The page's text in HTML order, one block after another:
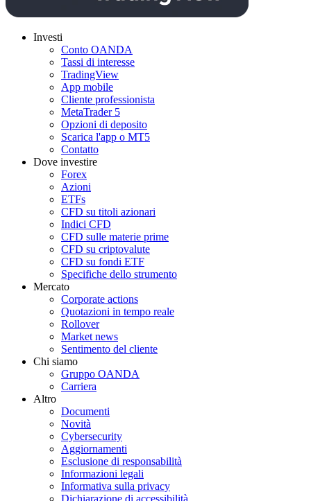
Investi
Conto OANDA
Tassi di interesse
TradingView
App mobile
Cliente professionista
MetaTrader 5
Opzioni di deposito
Scarica l'app o MT5
Contatto
Dove investire
Forex
Azioni
ETFs
CFD su titoli azionari
Indici CFD
CFD sulle materie prime
CFD su criptovalute
CFD su fondi ETF
Specifiche dello strumento
Mercato
Corporate actions
Quotazioni in tempo reale
Rollover
Market news
Sentimento del cliente
Chi siamo
Gruppo OANDA
Carriera
Altro
Documenti
Novità
Cybersecurity
Aggiornamenti
Esclusione di responsabilità
Informazioni legali
Informativa sulla privacy
Dichiarazione di accessibilità